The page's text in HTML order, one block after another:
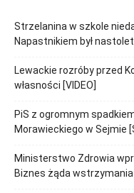
Strzelanina w szkole
Napastnikiem był
Lewackie rozróby przed
własności [VIDEO]
PiS z ogromnym
Morawieckiego w Sejmie
Ministerstwo Zdrowia
Biznes żąda